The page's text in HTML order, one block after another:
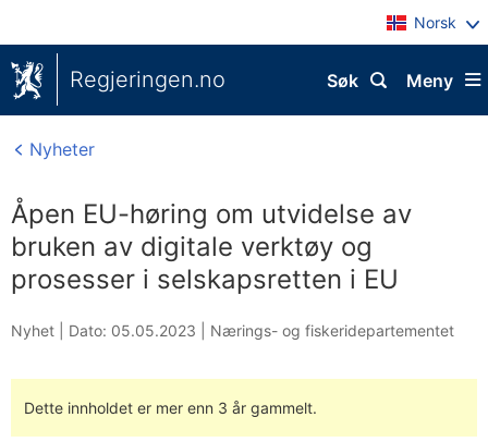
Norsk
Regjeringen.no Meny
Søk
Nyheter
Åpen EU-høring om utvidelse av
bruken av digitale verktøy og
prosesser i selskapsretten i EU
Nyhet | Dato: 05.05.2023 Nærings- og fiskeridepartementet
Dette innholdet er mer enn 3 år gammelt.